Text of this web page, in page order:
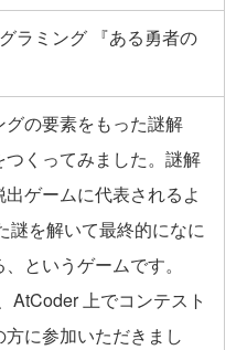
ラミング 『ある勇者の
の要素をもった謎解
つくってみました。謎解
ゲームに代表されるよ
謎を解いて最終的になに
というゲームです。
AtCoder 上でコンテスト
に参加いただきまし